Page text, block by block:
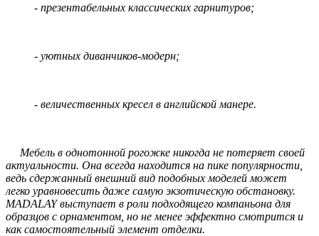
- презентабельных классических гарнитуров;
- уютных диванчиков-модерн;
- величественных кресел в английской манере.
Мебель в однотонной рогожке никогда не потеряет своей
актуальности. Она всегда находится на пике популярности,
ведь сдержанный внешний вид подобных моделей может
легко уравновесить даже самую экзотическую обстановку.
MADALAY выступает в роли подходящего компаньона для
образцов с орнаментом, но не менее эффектно смотрится и
как самостоятельный элемент отделки.